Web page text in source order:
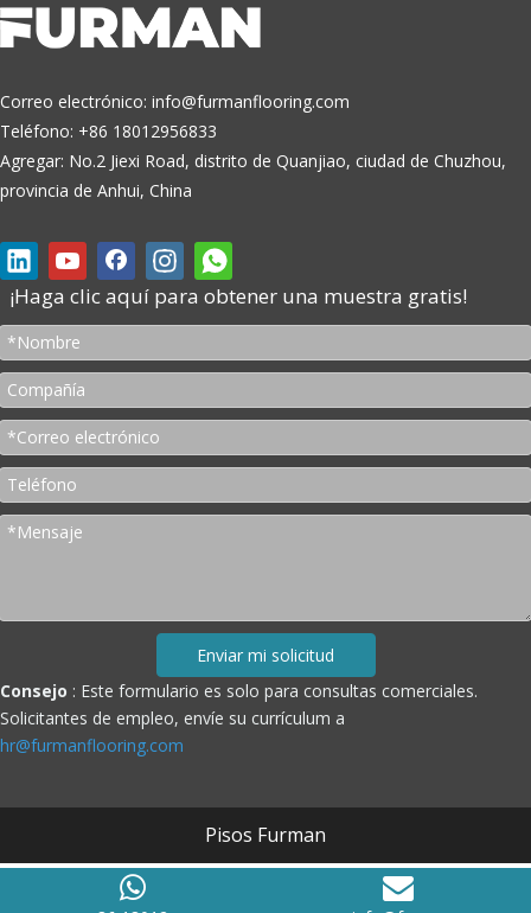
Correo electrónico: info@furmanflooring.com
Teléfono: +86 18012956833
Agregar: No.2 Jiexi Road, distrito de Quanjiao, ciudad de Chuzhou,
provincia de Anhui, China
¡Haga clic aquí para obtener una muestra gratis!
Enviar mi solicitud
Consejo : Este formulario es solo para consultas comerciales.
Solicitantes de empleo, envíe su currículum a
hr@furmanflooring.com
Pisos Furman